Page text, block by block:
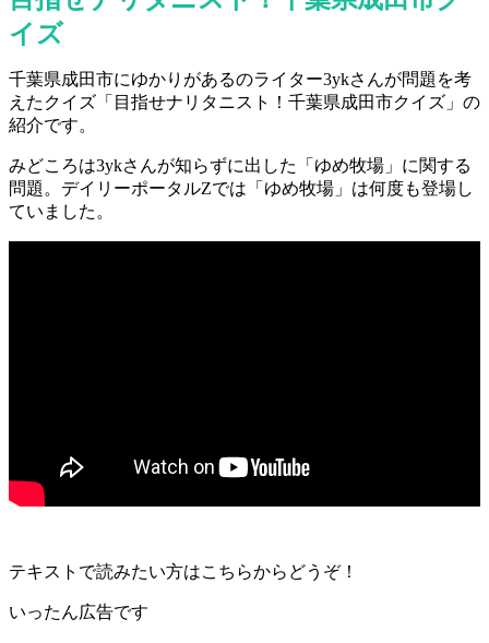
イズ
千葉県成田市にゆかりがあるのライター3ykさんが問題を考
えたクイズ「目指せナリタニスト！千葉県成田市クイズ」の
紹介です。
みどころは3ykさんが知らずに出した「ゆめ牧場」に関する
問題。デイリーポータルZでは「ゆめ牧場」は何度も登場し
ていました。
テキストで読みたい方はこちらからどうぞ！
いったん広告です